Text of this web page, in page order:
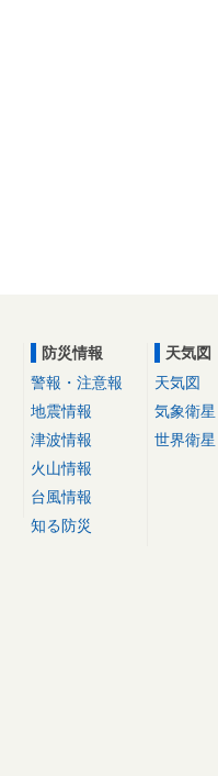
防災情報
警報・注意報
地震情報
津波情報
火山情報
台風情報
知る防災
天気図
天気図
気象衛星
世界衛星